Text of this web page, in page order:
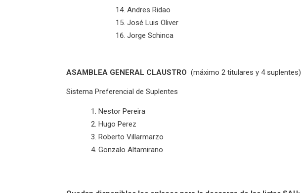
Andres Ridao
José Luis Oliver
Jorge Schinca
ASAMBLEA GENERAL CLAUSTRO (máximo 2 titulares y 4 suplentes)
Sistema Preferencial de Suplentes
Nestor Pereira
Hugo Perez
Roberto Villarmarzo
Gonzalo Altamirano